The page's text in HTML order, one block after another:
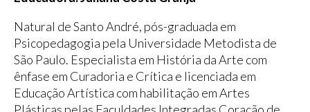
Natural de Santo André, pós-graduada em
Psicopedagogia pela Universidade Metodista de
São Paulo. Especialista em História da Arte com
ênfase em Curadoria e Crítica e licenciada em
Educação Artística com habilitação em Artes